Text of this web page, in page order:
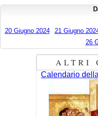
20 Giugno 2024 21 Giugno
26
ALTRI
Calendario